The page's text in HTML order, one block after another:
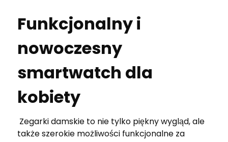
Funkcjonalny i
nowoczesny
smartwatch dla
kobiety
Zegarki damskie to nie tylko piękny wygląd, ale
także szerokie możliwości funkcjonalne za